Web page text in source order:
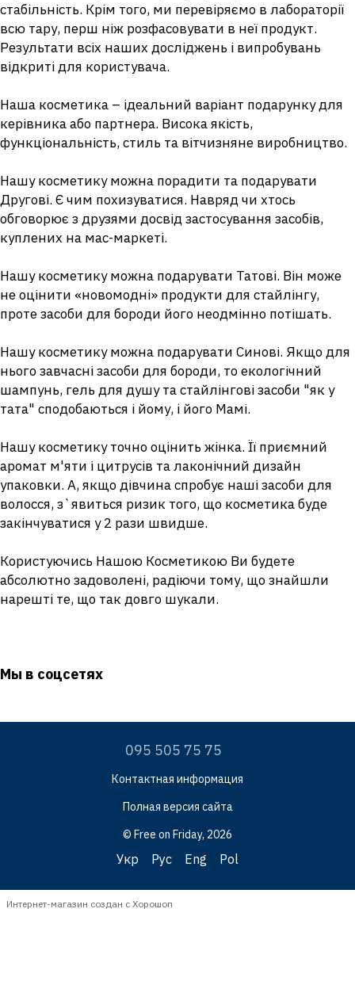
стабільність. Крім того, ми перевіряємо в лабораторії
всю тару, перш ніж розфасовувати в неї продукт.
Результати всіх наших досліджень і випробувань
відкриті для користувача.
Наша косметика – ідеальний варіант подарунку для
керівника або партнера. Висока якість,
функціональність, стиль та вітчизняне виробництво.
Нашу косметику можна порадити та подарувати
Другові. Є чим похизуватися. Навряд чи хтось
обговорює з друзями досвід застосування засобів,
куплених на мас-маркеті.
Нашу косметику можна подарувати Татові. Він може
не оцінити «новомодні» продукти для стайлінгу,
проте засоби для бороди його неодмінно потішать.
Нашу косметику можна подарувати Синові. Якщо для
нього завчасні засоби для бороди, то екологічний
шампунь, гель для душу та стайлінгові засоби "як у
тата" сподобаються і йому, і його Мамі.
Нашу косметику точно оцінить жінка. Її приємний
аромат м'яти і цитрусів та лаконічний дизайн
упаковки. А, якщо дівчина спробує наші засоби для
волосся, з`явиться ризик того, що косметика буде
закінчуватися у 2 рази швидше.
Користуючись Нашою Косметикою Ви будете
абсолютно задоволені, радіючи тому, що знайшли
нарешті те, що так довго шукали.
Мы в соцсетях
095 505 75 75
Контактная информация
Полная версия сайта
© Free on Friday, 2026
Укр Рус Eng Pol
Интернет-магазин создан с Хорошоп